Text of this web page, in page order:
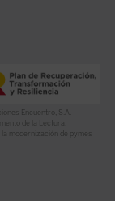
Encuentro, S.A.
de la Lectura,
modernización de pymes